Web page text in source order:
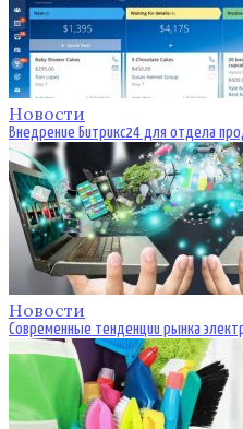
Новости
Внедрение Битрикс24 для отдела
Новости
Современные тенденции рынка